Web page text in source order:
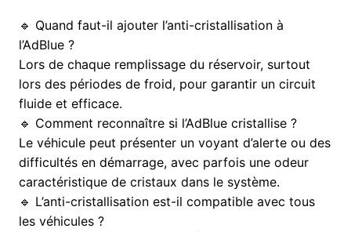
🔹 Quand faut-il ajouter l’anti-cristallisation à
l’AdBlue ?
Lors de chaque remplissage du réservoir, surtout
lors des périodes de froid, pour garantir un circuit
fluide et efficace.
🔹 Comment reconnaître si l’AdBlue cristallise ?
Le véhicule peut présenter un voyant d’alerte ou des
difficultés en démarrage, avec parfois une odeur
caractéristique de cristaux dans le système.
🔹 L’anti-cristallisation est-il compatible avec tous
les véhicules ?